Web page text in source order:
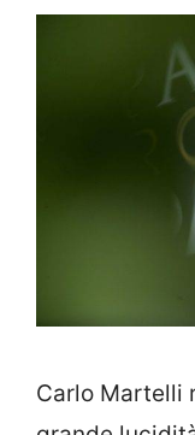
Carlo Martelli